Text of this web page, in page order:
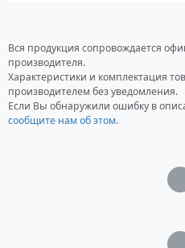
Вся продукция сопровождается
производителя.
Характеристики и комплектация
производителем без уведомления.
Если Вы обнаружили ошибку в
сообщите нам об этом.